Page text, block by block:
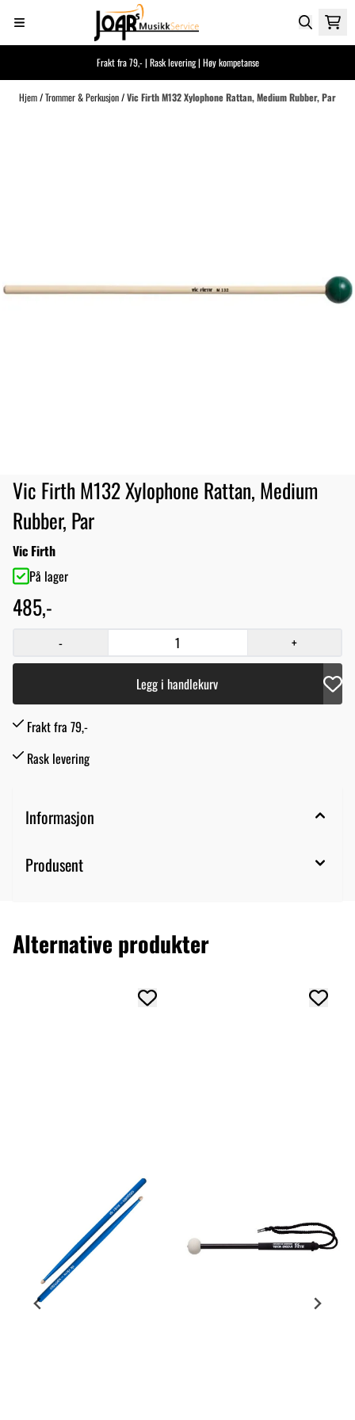
Hopp til innhold
Frakt fra 79,- | Rask levering | Høy kompetanse
Hjem/Trommer & Perkusjon/Vic Firth M132 Xylophone Rattan, Medium Rubber, Par
Vic Firth M132 Xylophone Rattan, Medium
Rubber, Par
Vic Firth
På lager
485,-
- +
Legg i handlekurv
Frakt fra 79,-
Rask levering
Informasjon
Produsent
Alternative produkter